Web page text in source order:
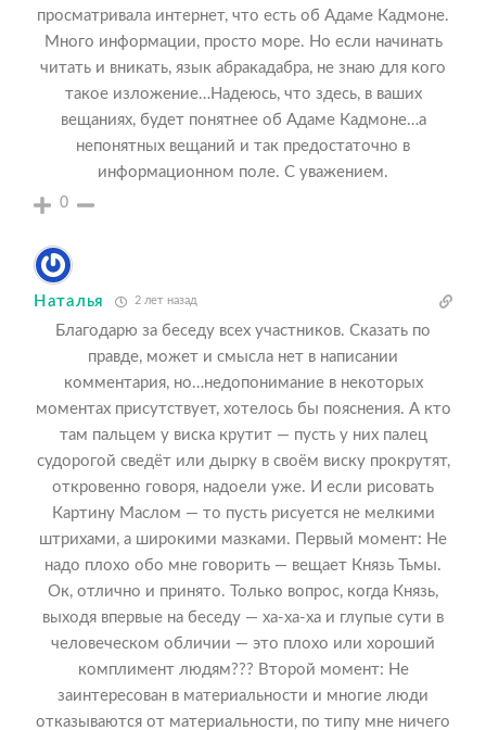
просматривала интернет, что есть об Адаме Кадмоне.
Много информации, просто море. Но если начинать
читать и вникать, язык абракадабра, не знаю для кого
такое изложение…Надеюсь, что здесь, в ваших
вещаниях, будет понятнее об Адаме Кадмоне…а
непонятных вещаний и так предостаточно в
информационном поле. С уважением.
0
Наталья 2 лет назад
Благодарю за беседу всех участников. Сказать по
правде, может и смысла нет в написании
комментария, но…недопонимание в некоторых
моментах присутствует, хотелось бы пояснения. А кто
там пальцем у виска крутит — пусть у них палец
судорогой сведёт или дырку в своём виску прокрутят,
откровенно говоря, надоели уже. И если рисовать
Картину Маслом — то пусть рисуется не мелкими
штрихами, а широкими мазками. Первый момент: Не
надо плохо обо мне говорить — вещает Князь Тьмы.
Ок, отлично и принято. Только вопрос, когда Князь,
выходя впервые на беседу — ха-ха-ха и глупые сути в
человеческом обличии — это плохо или хороший
комплимент людям??? Второй момент: Не
заинтересован в материальности и многие люди
отказываются от материальности, по типу мне ничего